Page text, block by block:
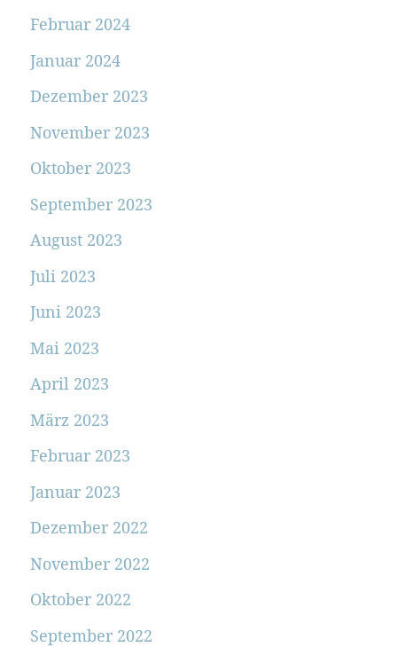
Februar 2024
Januar 2024
Dezember 2023
November 2023
Oktober 2023
September 2023
August 2023
Juli 2023
Juni 2023
Mai 2023
April 2023
März 2023
Februar 2023
Januar 2023
Dezember 2022
November 2022
Oktober 2022
September 2022